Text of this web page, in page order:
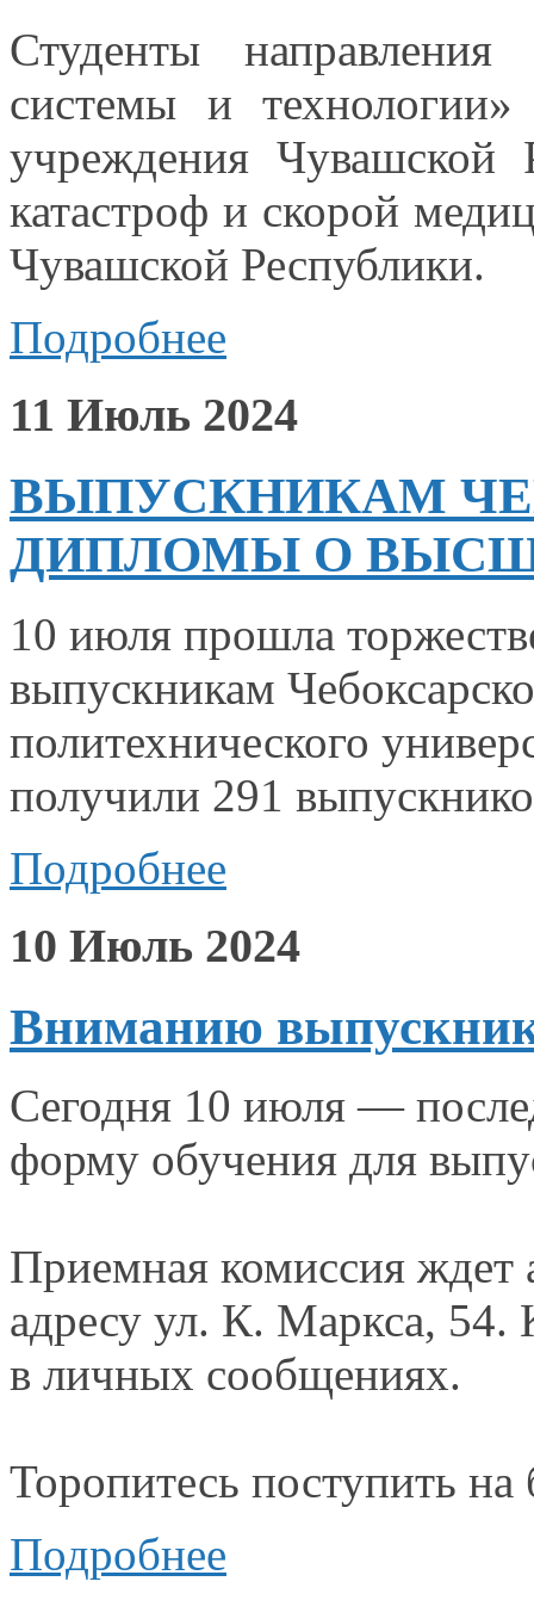
Студенты
системы и технологии»
учреждения Чувашской
катастроф и скорой
Чувашской Республики.
Подробнее
11 Июль 2024
ВЫПУСКНИКАМ
ДИПЛОМЫ О
10 июля прошла
выпускникам
политехнического
получили 291
Подробнее
10 Июль 2024
Вниманию
Сегодня 10 июля —
форму обучения для
Приемная комиссия ждет
адресу ул. К. Маркса, 54.
в личных сообщениях.
Торопитесь поступить на
Подробнее